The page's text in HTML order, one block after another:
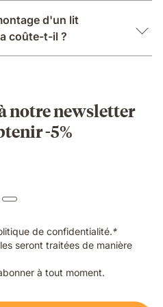
d'un lit
coûte-t-il ?
notre newsletter
-5%
de confidentialité.*
seront traitées de manière
à tout moment.